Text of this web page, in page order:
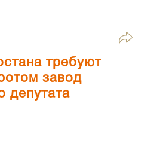
требуют
завод
депутата